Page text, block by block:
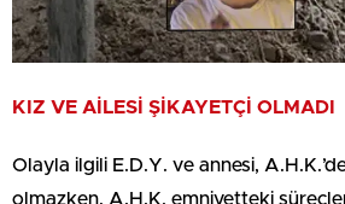
KIZ VE AİLESİ ŞİKAYETÇİ OLMADI
Olayla ilgili E.D.Y. ve annesi,
olmazken, A.H.K. emniyetteki